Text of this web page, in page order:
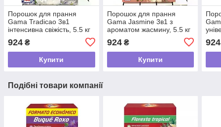
Порошок для прання
Gama Tradicao 3в1
інтенсивна свіжість, 5.5 кг
924 ₴
Купити
Порошок для прання
Gama Jasmine 3в1 з
ароматом жасмину, 5.5 кг
924₴
Купити
924
Подібні товари компанії